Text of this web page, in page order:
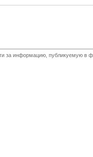
за информацию, публикуемую